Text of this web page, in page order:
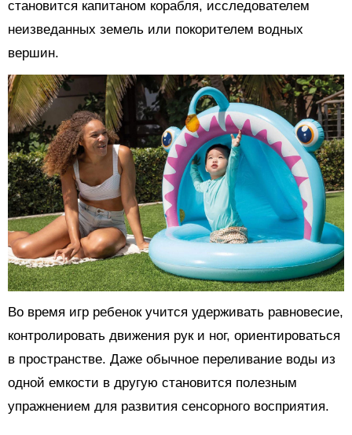
становится капитаном корабля, исследователем
неизведанных земель или покорителем водных
вершин.
Во время игр ребенок учится удерживать равновесие,
контролировать движения рук и ног, ориентироваться
в пространстве. Даже обычное переливание воды из
одной емкости в другую становится полезным
упражнением для развития сенсорного восприятия.